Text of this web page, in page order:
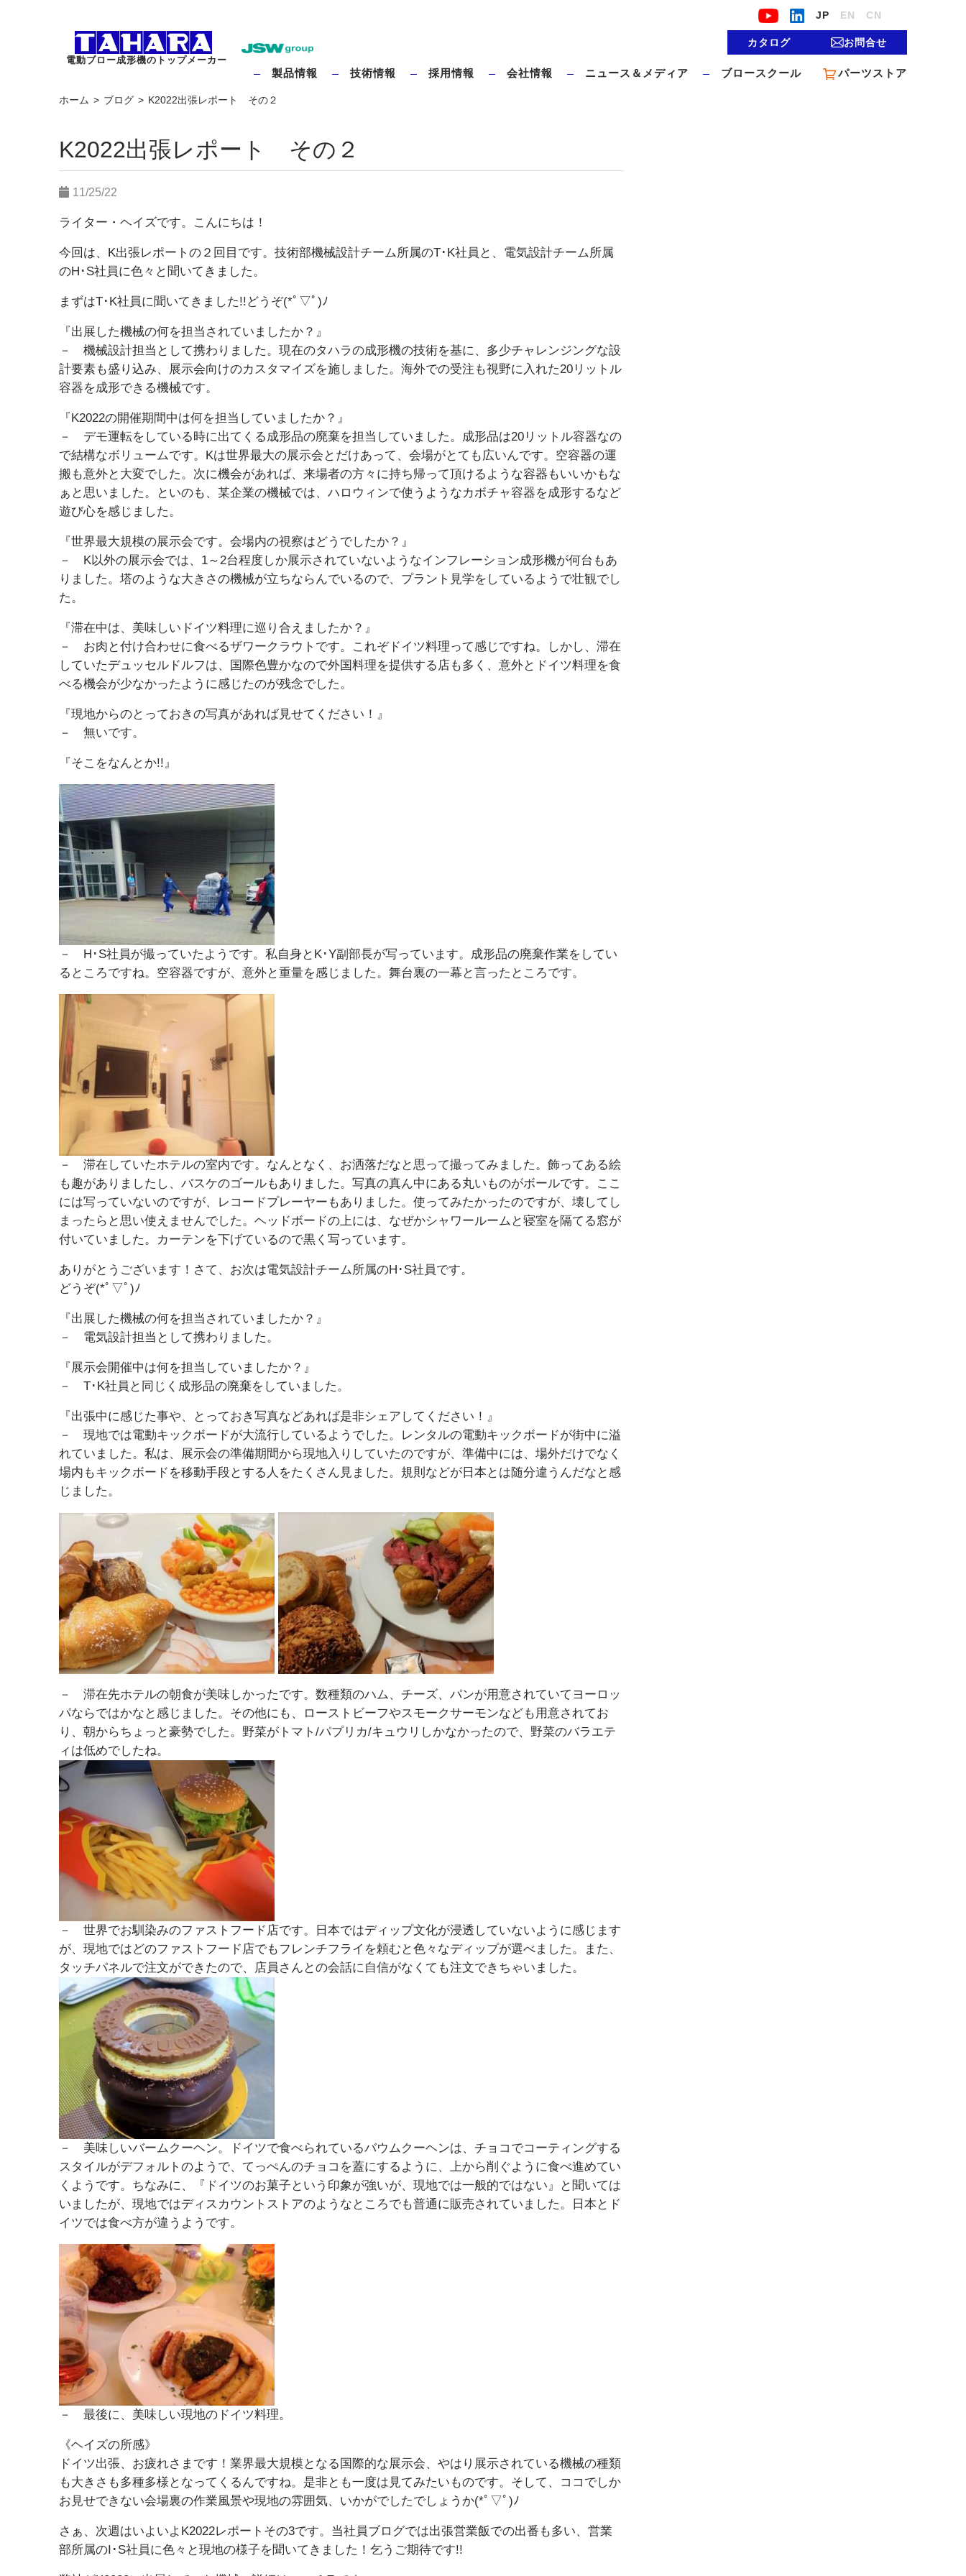
JP EN CN
電動ブロー成形機のトップメーカー
カタログ お問合せ
製品情報 技術情報 採用情報 会社情報 ニュース＆メディア ブロースクール パーツストア
ホーム ブログ K2022出張レポート その２
K2022出張レポート その２
11/25/22
ライター・ヘイズです。こんにちは！
今回は、K出張レポートの２回目です。技術部機械設計チーム所属のT･K社員と、電気設計チーム所属
のH･S社員に色々と聞いてきました。
まずはT･K社員に聞いてきました!!どうぞ(*ﾟ▽ﾟ)ﾉ
『出展した機械の何を担当されていましたか？』
－ 機械設計担当として携わりました。現在のタハラの成形機の技術を基に、多少チャレンジングな設
計要素も盛り込み、展示会向けのカスタマイズを施しました。海外での受注も視野に入れた20リットル
容器を成形できる機械です。
『K2022の開催期間中は何を担当していましたか？』
－ デモ運転をしている時に出てくる成形品の廃棄を担当していました。成形品は20リットル容器なの
で結構なボリュームです。Kは世界最大の展示会とだけあって、会場がとても広いんです。空容器の運
搬も意外と大変でした。次に機会があれば、来場者の方々に持ち帰って頂けるような容器もいいかもな
ぁと思いました。といのも、某企業の機械では、ハロウィンで使うようなカボチャ容器を成形するなど
遊び心を感じました。
『世界最大規模の展示会です。会場内の視察はどうでしたか？』
－ K以外の展示会では、1～2台程度しか展示されていないようなインフレーション成形機が何台もあ
りました。塔のような大きさの機械が立ちならんでいるので、プラント見学をしているようで壮観でし
た。
『滞在中は、美味しいドイツ料理に巡り合えましたか？』
－ お肉と付け合わせに食べるザワークラウトです。これぞドイツ料理って感じですね。しかし、滞在
していたデュッセルドルフは、国際色豊かなので外国料理を提供する店も多く、意外とドイツ料理を食
べる機会が少なかったように感じたのが残念でした。
『現地からのとっておきの写真があれば見せてください！』
－ 無いです。
『そこをなんとか!!』
－ H･S社員が撮っていたようです。私自身とK･Y副部長が写っています。成形品の廃棄作業をしてい
るところですね。空容器ですが、意外と重量を感じました。舞台裏の一幕と言ったところです。
－ 滞在していたホテルの室内です。なんとなく、お洒落だなと思って撮ってみました。飾ってある絵
も趣がありましたし、バスケのゴールもありました。写真の真ん中にある丸いものがボールです。ここ
には写っていないのですが、レコードプレーヤーもありました。使ってみたかったのですが、壊してし
まったらと思い使えませんでした。ヘッドボードの上には、なぜかシャワールームと寝室を隔てる窓が
付いていました。カーテンを下げているので黒く写っています。
ありがとうございます！さて、お次は電気設計チーム所属のH･S社員です。
どうぞ(*ﾟ▽ﾟ)ﾉ
『出展した機械の何を担当されていましたか？』
－ 電気設計担当として携わりました。
『展示会開催中は何を担当していましたか？』
－ T･K社員と同じく成形品の廃棄をしていました。
『出張中に感じた事や、とっておき写真などあれば是非シェアしてください！』
－ 現地では電動キックボードが大流行しているようでした。レンタルの電動キックボードが街中に溢
れていました。私は、展示会の準備期間から現地入りしていたのですが、準備中には、場外だけでなく
場内もキックボードを移動手段とする人をたくさん見ました。規則などが日本とは随分違うんだなと感
じました。
－ 滞在先ホテルの朝食が美味しかったです。数種類のハム、チーズ、パンが用意されていてヨーロッ
パならではかなと感じました。その他にも、ローストビーフやスモークサーモンなども用意されてお
り、朝からちょっと豪勢でした。野菜がトマト/パプリカ/キュウリしかなかったので、野菜のバラエテ
ィは低めでしたね。
－ 世界でお馴染みのファストフード店です。日本ではディップ文化が浸透していないように感じます
が、現地ではどのファストフード店でもフレンチフライを頼むと色々なディップが選べました。また、
タッチパネルで注文ができたので、店員さんとの会話に自信がなくても注文できちゃいました。
－ 美味しいバームクーヘン。ドイツで食べられているバウムクーヘンは、チョコでコーティングする
スタイルがデフォルトのようで、てっぺんのチョコを蓋にするように、上から削ぐように食べ進めてい
くようです。ちなみに、『ドイツのお菓子という印象が強いが、現地では一般的ではない』と聞いては
いましたが、現地ではディスカウントストアのようなところでも普通に販売されていました。日本とド
イツでは食べ方が違うようです。
－ 最後に、美味しい現地のドイツ料理。
《ヘイズの所感》
ドイツ出張、お疲れさまです！業界最大規模となる国際的な展示会、やはり展示されている機械の種類
も大きさも多種多様となってくるんですね。是非とも一度は見てみたいものです。そして、ココでしか
お見せできない会場裏の作業風景や現地の雰囲気、いかがでしたでしょうか(*ﾟ▽ﾟ)ﾉ
さぁ、次週はいよいよK2022レポートその3です。当社員ブログでは出張営業飯での出番も多い、営業
部所属のI･S社員に色々と現地の様子を聞いてきました！乞うご期待です!!